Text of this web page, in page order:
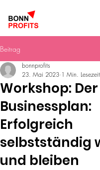
Beitrag
Workshop: Der
Businessplan:
Erfolgreich
selbstständig
und bleiben
bonnprofits
23. Mai 2023 1 Min. Lesezeit